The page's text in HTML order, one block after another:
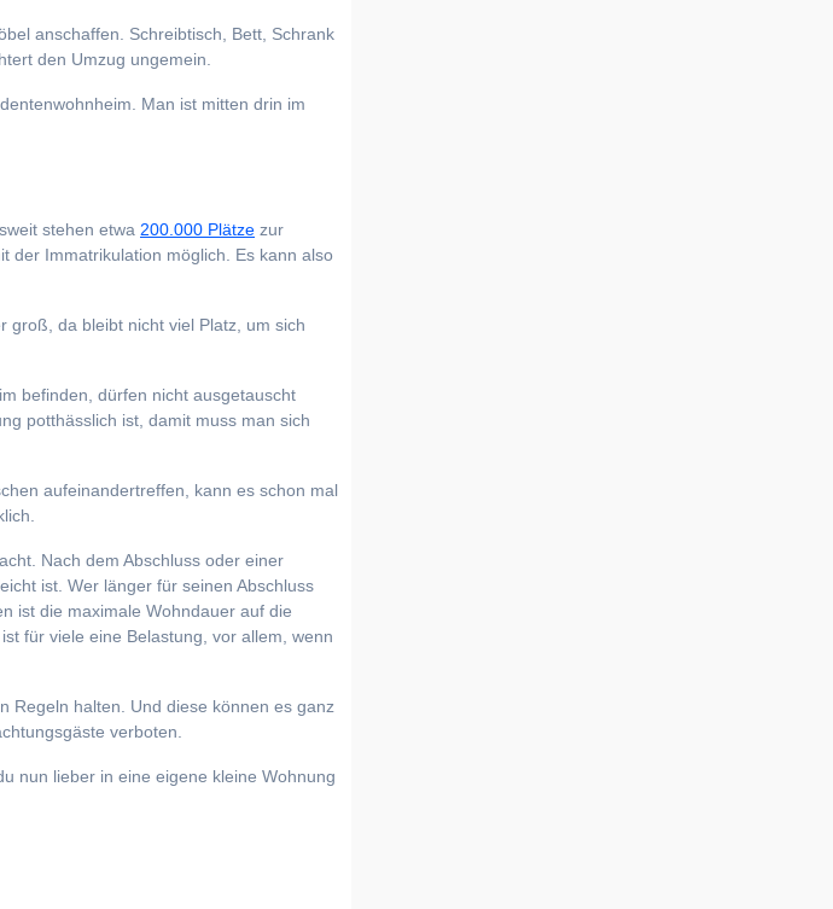
anschaffen. Schreibtisch, Bett, Schrank
den Umzug ungemein.
Man ist mitten drin im
stehen etwa 200.000 Plätze zur
der Immatrikulation möglich. Es kann also
groß, da bleibt nicht viel Platz, um sich
befinden, dürfen nicht ausgetauscht
potthässlich ist, damit muss man sich
aufeinandertreffen, kann es schon mal
Nach dem Abschluss oder einer
ist. Wer länger für seinen Abschluss
ist die maximale Wohndauer auf die
für viele eine Belastung, vor allem, wenn
Regeln halten. Und diese können es ganz
verboten.
nun lieber in eine eigene kleine Wohnung